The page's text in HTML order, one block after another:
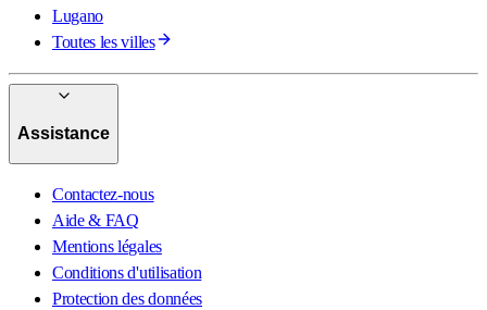
Lugano
Toutes les villes
Assistance
Contactez-nous
Aide & FAQ
Mentions légales
Conditions d'utilisation
Protection des données